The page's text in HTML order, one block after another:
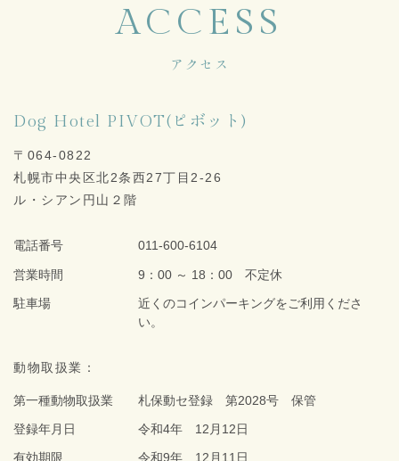
ACCESS
アクセス
Dog Hotel PIVOT(ピボット)
〒064-0822
札幌市中央区北2条西27丁目2-26
ル・シアン円山２階
電話番号 011-600-6104
営業時間 9：00 ～ 18：00 不定休
駐車場
近くのコインパーキングをご利用くださ
い。
動物取扱業：
第一種動物取扱業 札保動セ登録 第2028号 保管
登録年月日 令和4年 12月12日
有効期限 令和9年 12月11日